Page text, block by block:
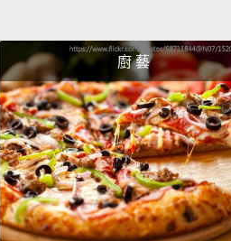
廚 藝